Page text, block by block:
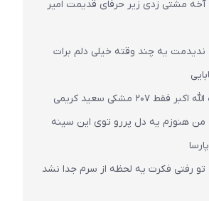
آخه مشتی زدی زیر حرفای قدیمت امیر
ندیدمت یه چند وقته خیلی دلم برات
فقط 207 مشکی سعید کریمی
من هنوزم یه دل پررو توی این سینه
تو رفتی فکرت یه لحظه از سرم جدا نشد